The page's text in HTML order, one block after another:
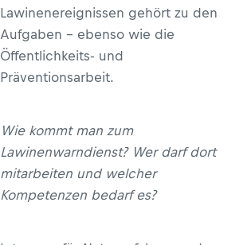
Lawinenereignissen gehört zu den
Aufgaben – ebenso wie die
Öffentlichkeits- und
Präventionsarbeit.
Wie kommt man zum
Lawinenwarndienst? Wer darf dort
mitarbeiten und welcher
Kompetenzen bedarf es?